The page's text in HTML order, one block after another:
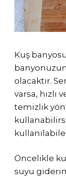
Kuş
olacaktır.
varsa, hızlı
temizlik
Öncelikle
suyu